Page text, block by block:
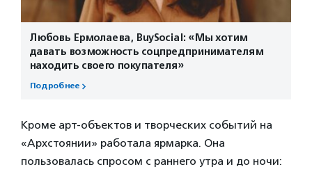
Любовь Ермолаева, BuySocial: «Мы хотим
давать возможность соцпредпринимателям
находить своего покупателя»
Подробнее
Кроме арт-объектов и творческих событий на
«Архстоянии» работала ярмарка. Она
пользовалась спросом с раннего утра и до ночи: